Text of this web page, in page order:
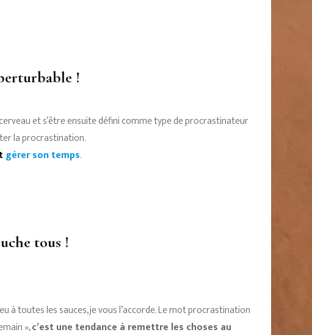
!
et s’être ensuite défini comme type de procrastinateur
la procrastination.
gérer son temps.
tous !
à toutes les sauces, je vous l’accorde. Le mot procrastination
»,c’est une tendance à remettre les choses au